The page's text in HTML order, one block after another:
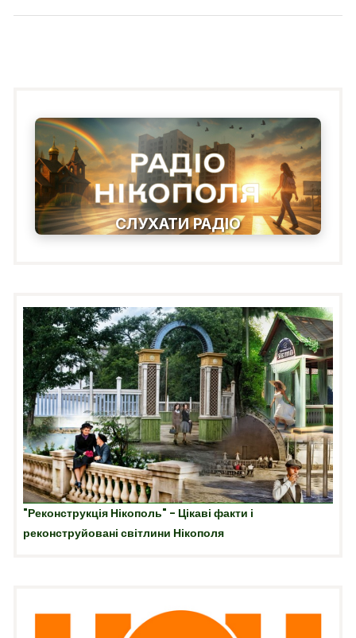
СЛУХАТИ РАДІО
"Реконструкція Нікополь" - Цікаві факти і
реконструйовані світлини Нікополя